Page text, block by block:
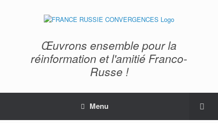
Œuvrons ensemble pour la
réinformation et l'amitié Franco-
Russe !
Menu